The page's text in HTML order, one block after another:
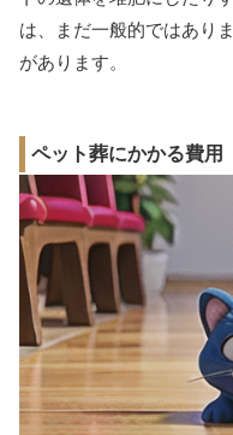
は、まだ一般的ではあり
があります。
ペット葬にかかる費用